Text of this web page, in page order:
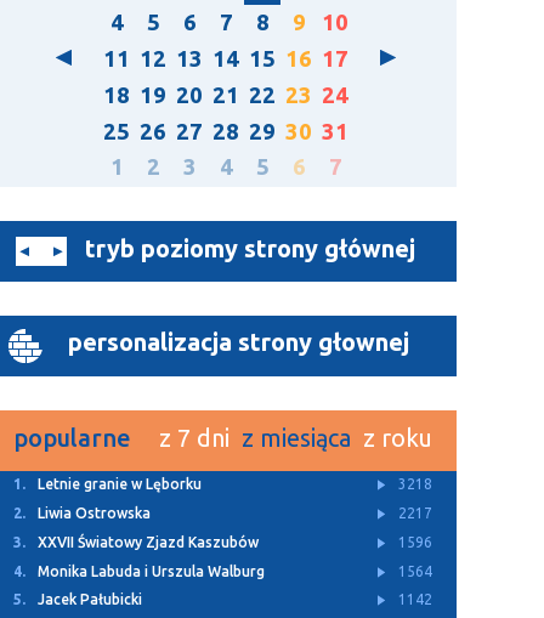
4
5 6 7 8 9
10
11 12 13 14 15 16 17
18 19 20 21 22 23 24
25 26 27 28 29 30 31
1
2 3 4 5 6 7
tryb poziomy strony głównej
personalizacja strony głownej
popularne z 7 dni z miesiąca z roku
1. Z Archiwum TTM
11539
2.
Rusza budowa dwóch ulic w Bolszewie
4932
3.
Letnie granie w Lęborku
3218
4.
Za nami Kaszubski Kiermasz Wielkanocny
3146
5.
„Lodówka społeczna” stanęła w Redzie 3113